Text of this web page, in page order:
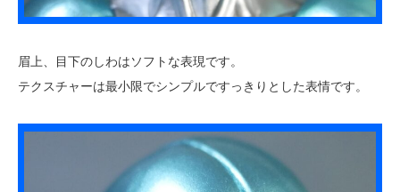
眉上、目下のしわはソフトな表現です。
テクスチャーは最小限でシンプルですっきりとした表情です。